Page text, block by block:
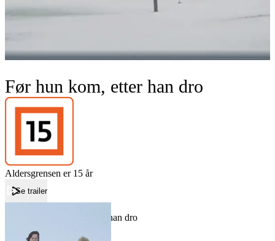
Før hun kom, etter han dro
Aldersgrensen er 15 år
Se trailer
Før hun kom, etter han dro